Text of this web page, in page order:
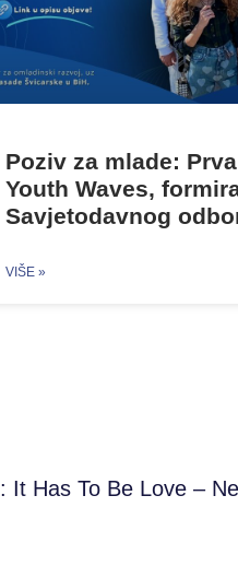
Poziv za mlade:
Youth Waves,
Savjetodavnog
VIŠE »